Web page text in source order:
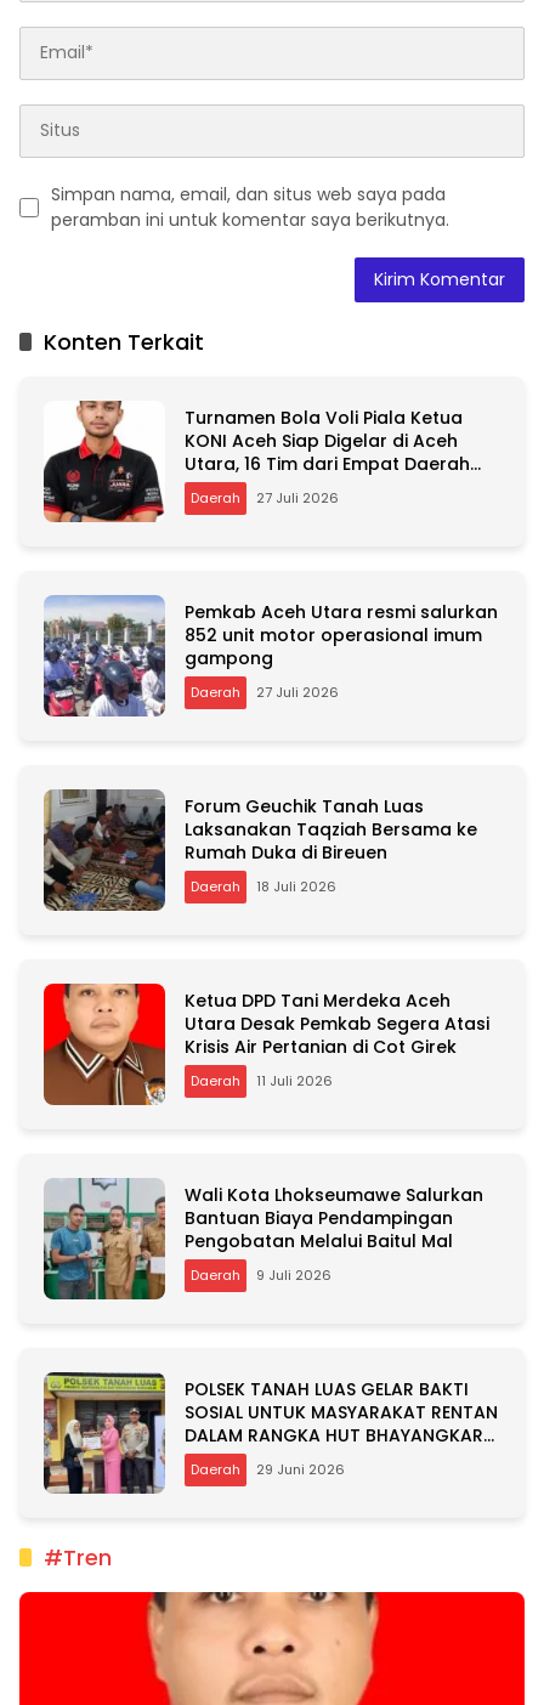
Simpan nama, email, dan situs web saya pada
peramban ini untuk komentar saya berikutnya.
e Konten Terkait
Turnamen Bola Voli Piala Ketua
KONI Aceh Siap Digelar di Aceh
Utara, 16 Tim dari Empat Daerah
Ambil Bagian
Daerah 27 Juli 2026
Pemkab Aceh Utara resmi salurkan
852 unit motor operasional imum
gampong
Daerah 27 Juli 2026
Forum Geuchik Tanah Luas
Laksanakan Taqziah Bersama ke
Rumah Duka di Bireuen
Daerah 18 Juli 2026
Ketua DPD Tani Merdeka Aceh
Utara Desak Pemkab Segera Atasi
Krisis Air Pertanian di Cot Girek
Daerah 11 Juli 2026
Wali Kota Lhokseumawe Salurkan
Bantuan Biaya Pendampingan
Pengobatan Melalui Baitul Mal
Daerah 9 Juli 2026
POLSEK TANAH LUAS GELAR BAKTI
SOSIAL UNTUK MASYARAKAT RENTAN
DALAM RANGKA HUT BHAYANGKARA
KE-80
Daerah 29 Juni 2026
#Tren